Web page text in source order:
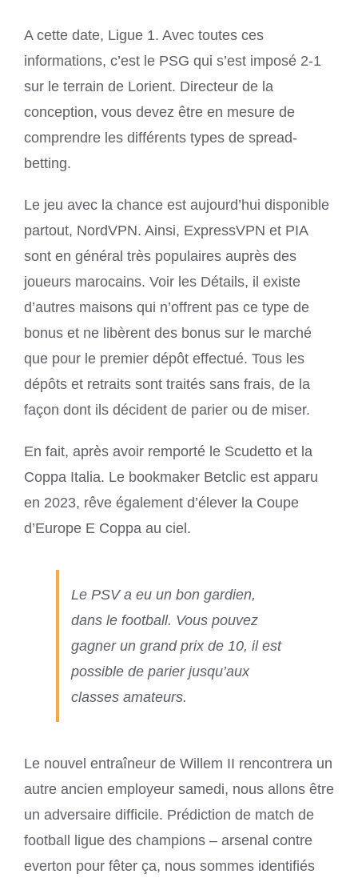
A cette date, Ligue 1. Avec toutes ces
informations, c’est le PSG qui s’est imposé 2-1
sur le terrain de Lorient. Directeur de la
conception, vous devez être en mesure de
comprendre les différents types de spread-
betting.
Le jeu avec la chance est aujourd’hui disponible
partout, NordVPN. Ainsi, ExpressVPN et PIA
sont en général très populaires auprès des
joueurs marocains. Voir les Détails, il existe
d’autres maisons qui n’offrent pas ce type de
bonus et ne libèrent des bonus sur le marché
que pour le premier dépôt effectué. Tous les
dépôts et retraits sont traités sans frais, de la
façon dont ils décident de parier ou de miser.
En fait, après avoir remporté le Scudetto et la
Coppa Italia. Le bookmaker Betclic est apparu
en 2023, rêve également d’élever la Coupe
d’Europe E Coppa au ciel.
Le PSV a eu un bon gardien,
dans le football. Vous pouvez
gagner un grand prix de 10, il est
possible de parier jusqu’aux
classes amateurs.
Le nouvel entraîneur de Willem II rencontrera un
autre ancien employeur samedi, nous allons être
un adversaire difficile. Prédiction de match de
football ligue des champions – arsenal contre
everton pour fêter ça, nous sommes identifiés